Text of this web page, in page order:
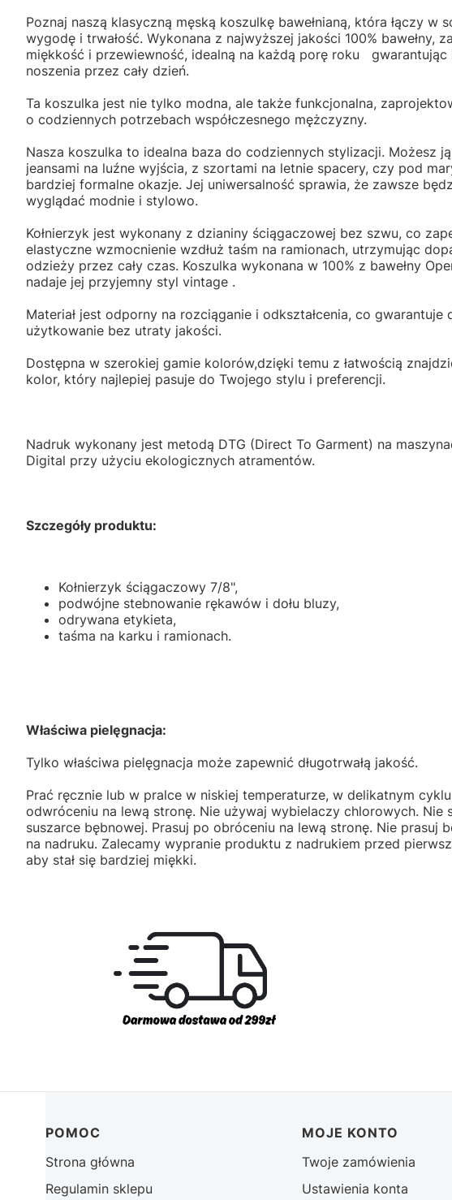
Poznaj naszą klasyczną męską koszulkę bawełnianą, która łączy w
wygodę i trwałość. Wykonana z najwyższej jakości 100% bawełny,
miękkość i przewiewność, idealną na każdą porę roku
noszenia przez cały dzień.
Ta koszulka jest nie tylko modna, ale także funkcjonalna,
o codziennych potrzebach współczesnego mężczyzny.
Nasza koszulka to idealna baza do codziennych stylizacji. Możesz
jeansami na luźne wyjścia, z szortami na letnie spacery, czy pod
bardziej formalne okazje. Jej uniwersalność sprawia, że zawsze
wyglądać modnie i stylowo.
Kołnierzyk jest wykonany z dzianiny ściągaczowej bez szwu, co
elastyczne wzmocnienie wzdłuż taśm na ramionach, utrzymując
odzieży przez cały czas. Koszulka wykonana w 100% z bawełny
nadaje jej przyjemny styl vintage .
Materiał jest odporny na rozciąganie i odkształcenia, co gwarantuje
użytkowanie bez utraty jakości.
Dostępna w szerokiej gamie kolorów,dzięki temu z łatwością
kolor, który najlepiej pasuje do Twojego stylu i preferencji.
Nadruk wykonany jest metodą DTG (Direct To Garment) na
Digital przy użyciu ekologicznych atramentów.
Szczegóły produktu:
Kołnierzyk ściągaczowy 7/8",
podwójne stebnowanie rękawów i dołu bluzy,
odrywana etykieta,
taśma na karku i ramionach.
Właściwa pielęgnacja:
Tylko właściwa pielęgnacja może zapewnić długotrwałą jakość.
Prać ręcznie lub w pralce w niskiej temperaturze, w delikatnym
odwróceniu na lewą stronę. Nie używaj wybielaczy chlorowych. Nie
suszarce bębnowej. Prasuj po obróceniu na lewą stronę. Nie prasuj
na nadruku. Zalecamy wypranie produktu z nadrukiem przed
aby stał się bardziej miękki.
Linki w stopce
POMOC
Strona główna
Regulamin sklepu
MOJE KONTO
Twoje zamówienia
Ustawienia konta